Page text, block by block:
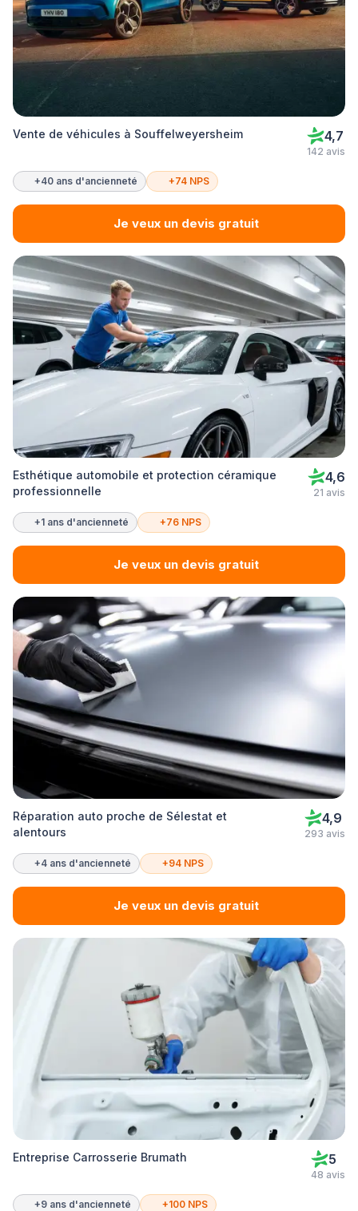
Vente de véhicules à Souffelweyersheim 4,7
142 avis
+40 ans d'ancienneté +74 NPS
Je veux un devis gratuit
Esthétique automobile et protection céramique
professionnelle
4,6
21 avis
+1 ans d'ancienneté +76 NPS
Je veux un devis gratuit
Réparation auto proche de Sélestat et
alentours
4,9
293 avis
+4 ans d'ancienneté +94 NPS
Je veux un devis gratuit
Entreprise Carrosserie Brumath 5
48 avis
+9 ans d'ancienneté +100 NPS